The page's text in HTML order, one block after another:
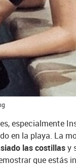
especialmente
en la playa. La
las costillasy
que estás